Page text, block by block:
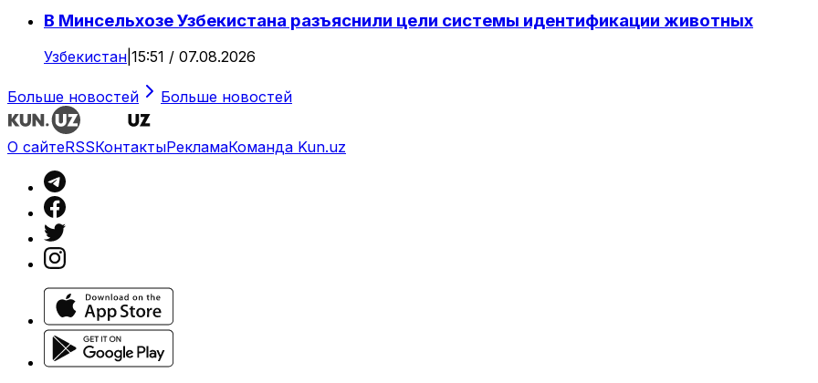
В Минсельхозе Узбекистана разъяснили цели системы идентификации животных
Узбекистан 15:51 / 07.08.2026
Больше новостей Больше новостей
О сайтеRSSКонтактыРекламаКоманда Kun.uz